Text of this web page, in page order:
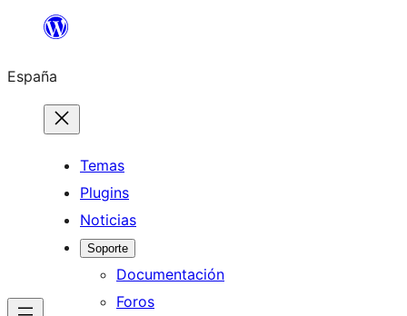
Saltar
contenido
España
Temas
Plugins
Noticias
Soporte
Documentación
Foros